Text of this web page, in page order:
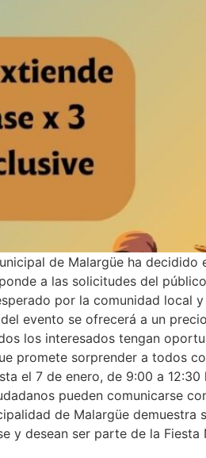
de Malargüe ha decidido
a las solicitudes del
por la comunidad local
evento se ofrecerá a un
los interesados tengan
promete sorprender a todos
el 7 de enero, de 9:00 a 12:30
pueden comunicarse
de Malargüe demuestra
y desean ser parte de la Fiesta